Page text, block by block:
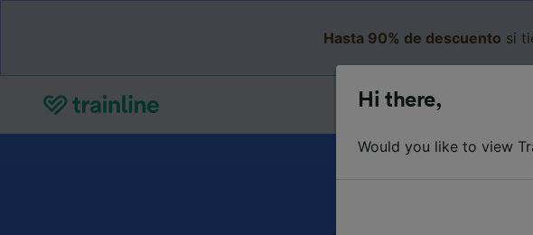
Hasta 90% de descuento si
Hi there,
Would you like to view